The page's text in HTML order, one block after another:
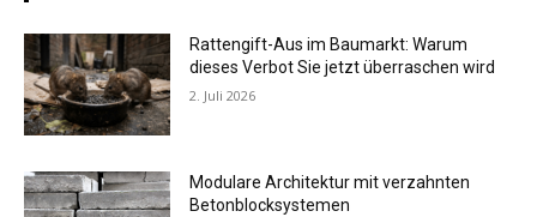
Rattengift-Aus im Baumarkt: Warum
dieses Verbot Sie jetzt überraschen wird
2. Juli 2026
Modulare Architektur mit verzahnten
Betonblocksystemen